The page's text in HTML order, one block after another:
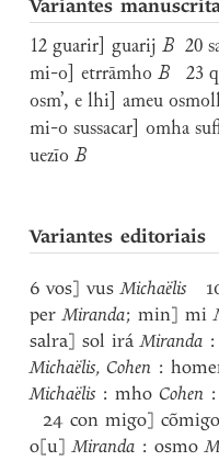
Variantes
12 guarir] guarijB 20
mi-o] etrrāmhoB 23
osm’, e lhi] ameu
mi-o sussacar] omha
uezīoB
Variantes editoriais
6 vos] vusMichaëlis
perMiranda; min] mi
salra] sol iráMiranda
Michaëlis,Cohen :
Michaëlis : mhoCohen
24 con migo]
o[u]Miranda : osmo